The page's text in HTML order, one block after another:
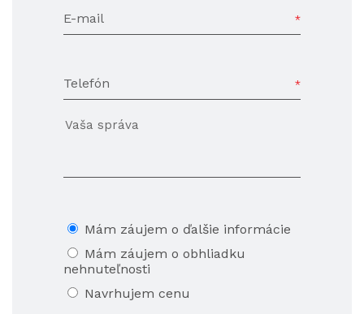
E-mail
Telefón
Mám záujem o ďalšie informácie
Mám záujem o obhliadku
nehnuteľnosti
Navrhujem cenu